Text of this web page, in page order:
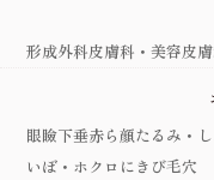
形成外科皮膚科・美容皮
眼瞼下垂赤ら顔たるみ・
いぼ・ホクロ にきび毛穴